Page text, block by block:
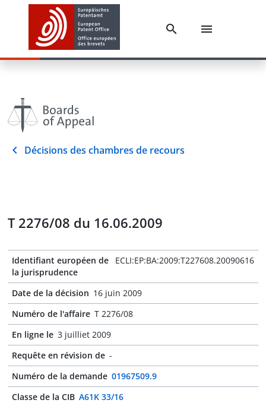
Décisions des chambres de recours
T 2276/08 du 16.06.2009
Identifiant européen de
la jurisprudence
ECLI:EP:BA:2009:T227608.20090616
Date de la décision 16 juin 2009
Numéro de l'affaire T 2276/08
En ligne le 3 juilliet 2009
Requête en révision de -
Numéro de la demande 01967509.9
Classe de la CIB A61K 33/16